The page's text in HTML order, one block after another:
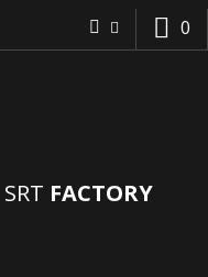
0
SRT FACTORY